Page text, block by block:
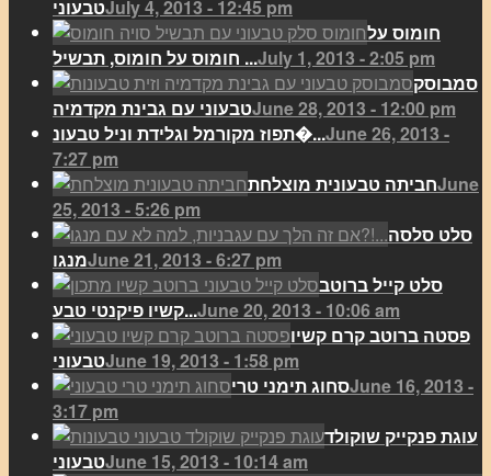
טבעוניJuly 4, 2013 - 12:45 pm
חומוס על
חומוס על חומוס, תבשיל ...July 1, 2013 - 2:05 pm
סמבוסק
טבעוני עם גבינת מקדמיהJune 28, 2013 - 12:00 pm
תפוז מקורמל וגלידת וניל טבעונ�...June 26, 2013 -
7:27 pm
חביתה טבעונית מוצלחתJune
25, 2013 - 5:26 pm
סלט סלסה
מנגוJune 21, 2013 - 6:27 pm
סלט קייל ברוטב
קשיו פיקנטי טבע...June 20, 2013 - 10:06 am
פסטה ברוטב קרם קשיו
טבעוניJune 19, 2013 - 1:58 pm
סחוג תימני טריJune 16, 2013 -
3:17 pm
עוגת פנקייק שוקולד
טבעוניJune 15, 2013 - 10:14 am